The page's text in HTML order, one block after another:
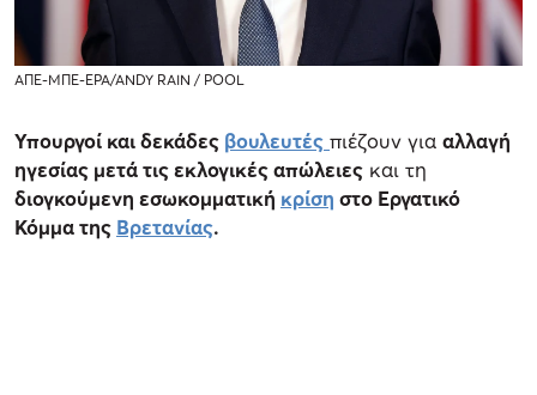
ΑΠΕ-ΜΠΕ-EPA/ANDY RAIN / POOL
Υπουργοί και δεκάδες βουλευτές πιέζουν για αλλαγή
ηγεσίας μετά τις εκλογικές απώλειες και τη
διογκούμενη εσωκομματική κρίση στο Εργατικό
Κόμμα της Βρετανίας.